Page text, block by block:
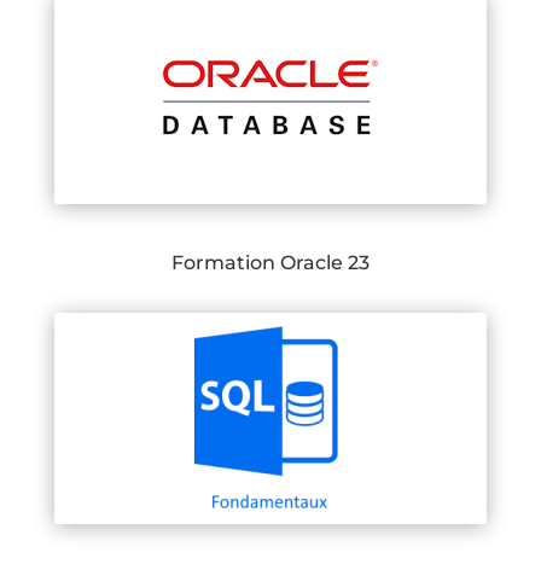
Formation Oracle 23